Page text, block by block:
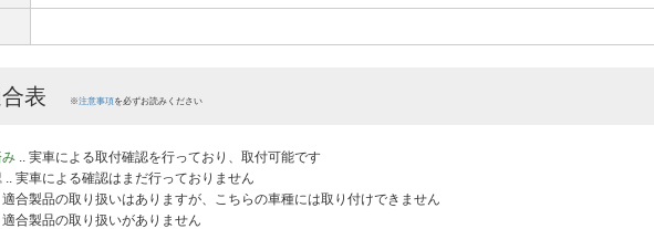
表 ※注意事項を必ずお読みください
.. 実車による取付確認を行っており、取付可能です
.. 実車による確認はまだ行っておりません
適合製品の取り扱いはありますが、こちらの車種には取り付けできません
適合製品の取り扱いがありません